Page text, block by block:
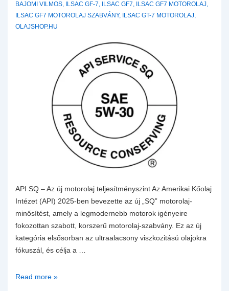
BAJOMI VILMOS, ILSAC GF-7, ILSAC GF7, ILSAC GF7 MOTOROLAJ,
ILSAC GF7 MOTOROLAJ SZABVÁNY, ILSAC GT-7 MOTOROLAJ,
OLAJSHOP.HU
API SQ – Az új motorolaj teljesítményszint Az Amerikai Kőolaj
Intézet (API) 2025-ben bevezette az új „SQ” motorolaj-
minősítést, amely a legmodernebb motorok igényeire
fokozottan szabott, korszerű motorolaj-szabvány. Ez az új
kategória elsősorban az ultraalacsony viszkozitású olajokra
fókuszál, és célja a …
API
Read more »